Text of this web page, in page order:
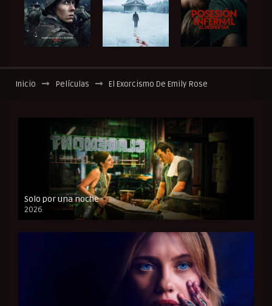
Inicio Películas El Exorcismo De Emily Rose
Solo por una noche
2026
CAM